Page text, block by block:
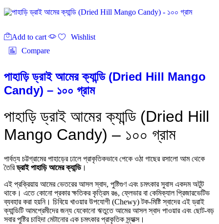
Add to cart
Wishlist
Compare
পাহাড়ি ড্রাই আমের ক্যান্ডি (Dried Hill Mango
Candy) – ১০০ গ্রাম
পাহাড়ি ড্রাই আমের ক্যান্ডি (Dried Hill
Mango Candy) – ১০০ গ্রাম
পার্বত্য চট্টগ্রামের পাহাড়ের ঢালে প্রাকৃতিকভাবে পেকে ওঠা গাছের রসালো আম থেকে
তৈরিড্রাই পাহাড়ি আমের ক্যান্ডি।
এই প্রক্রিয়ায় আমের ভেতরের আসল স্বাদ, পুষ্টিগুণ এবং চমৎকার সুবাস একদম অটুট
থাকে। এতে কোনো প্রকার ক্ষতিকর কৃত্রিম রঙ, ফ্লেভার বা কেমিক্যাল প্রিজারভেটিভ
ব্যবহার করা হয়নি। চিবিয়ে খাওয়ার উপযোগী (Chewy) টক-মিষ্টি স্বাদের এই ড্রাই
ক্যান্ডিটি আমপ্রেমীদের জন্য যেকোনো ঋতুতে আমের আসল স্বাদ পাওয়ার এবং ছোট-বড়
সবার পুষ্টির চাহিদা মেটানোর এক চমৎকার প্রাকৃতিক স্ন্যাক্স।